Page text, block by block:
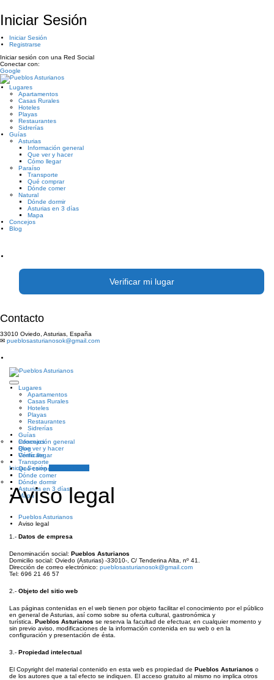
Iniciar Sesión
Iniciar Sesión
Registrarse
Iniciar sesión con una Red Social
Conectar con:
Google
Lugares
Apartamentos
Casas Rurales
Hoteles
Playas
Restaurantes
Sidrerías
Guías
Asturias
Información general
Que ver y hacer
Cómo llegar
Paraíso
Transporte
Qué comprar
Dónde comer
Natural
Dónde dormir
Asturias en 3 días
Mapa
Concejos
Blog
Verificar mi lugar
Contacto
33010 Oviedo, Asturias, España
✉ pueblosasturianosok@gmail.com
Lugares
Apartamentos
Casas Rurales
Hoteles
Playas
Restaurantes
Sidrerías
Guías
Información general
Que ver y hacer
Cómo llegar
Transporte
Qué comprar
Dónde comer
Dónde dormir
Asturias en 3 días
Mapa
Concejos
Blog
Verifícate
Iniciar Sesión
Aviso legal
Pueblos Asturianos
Aviso legal
1.- Datos de empresa
Denominación social: Pueblos Asturianos
Domicilio social: Oviedo (Asturias) -33010-, C/ Tenderina Alta, nº 41.
Dirección de correo electrónico: pueblosasturianosok@gmail.com
Tel: 696 21 46 57
2.- Objeto del sitio web
Las páginas contenidas en el web tienen por objeto facilitar el conocimiento por el público
en general de Asturias, así como sobre su oferta cultural, gastronómica y
turística. Pueblos Asturianos se reserva la facultad de efectuar, en cualquier momento y
sin previo aviso, modificaciones de la información contenida en su web o en la
configuración y presentación de ésta.
3.- Propiedad intelectual
El Copyright del material contenido en esta web es propiedad de Pueblos Asturianos o
de los autores que a tal efecto se indiquen. El acceso gratuito al mismo no implica otros